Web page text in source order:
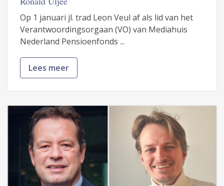
Op 1 januari jl. trad Leon Veul af als lid van het
Verantwoordingsorgaan (VO) van Mediahuis
Nederland Pensioenfonds ...
Lees meer